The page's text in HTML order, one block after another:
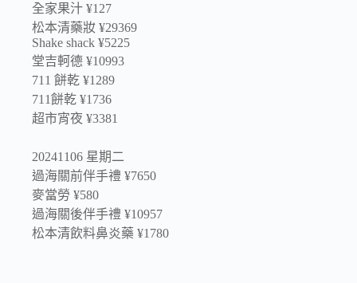
全家果汁 ¥127
松本清藥妝 ¥29369
Shake shack ¥5225
堂吉軻德 ¥10993
711 餅乾 ¥1289
711餅乾 ¥1736
超市宵夜 ¥3381
20241106 星期二
過海關前伴手禮 ¥7650
麥當勞 ¥580
過海關後伴手禮 ¥10957
松本清飲料鼻炎藥 ¥1780